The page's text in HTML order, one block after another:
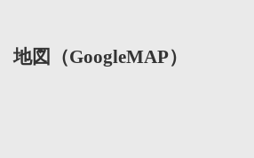
地図（GoogleMAP）